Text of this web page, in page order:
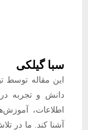
سبا گیلکی
این مقاله توسط
دانش و تجربه
اطلاعات،
آشنا کند. ما در